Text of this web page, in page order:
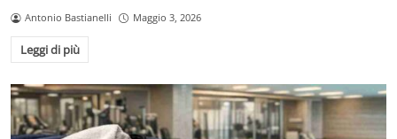
Antonio Bastianelli Maggio 3, 2026
Leggi di più